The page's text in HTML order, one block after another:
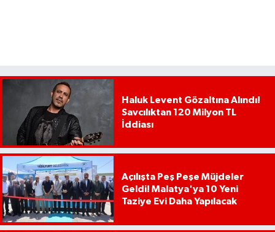
Haluk Levent Gözaltına Alındı!
Savcılıktan 120 Milyon TL
İddiası
Açılışta Peş Peşe Müjdeler
Geldi! Malatya'ya 10 Yeni
Taziye Evi Daha Yapılacak